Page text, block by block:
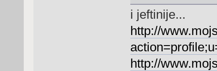
i jeftinije...
http://
http://